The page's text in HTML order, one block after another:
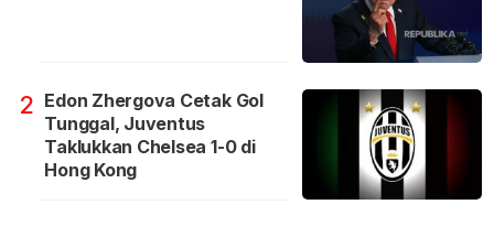
2 Edon Zhergova Cetak Gol
Tunggal, Juventus
Taklukkan Chelsea 1-0 di
Hong Kong